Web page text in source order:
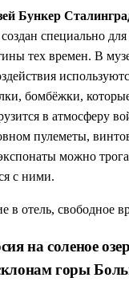
Бункер
специально
тех времен. В
бомбёжки,
в атмосферу
пулеметы,
можно
с ними.
в отель, свободное
на соленое
горы